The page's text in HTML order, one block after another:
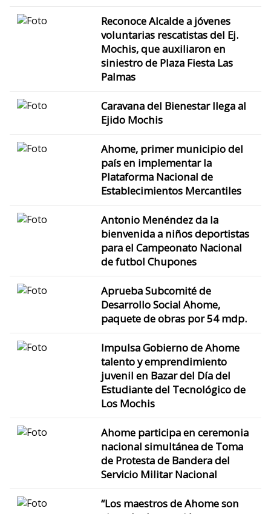
Reconoce Alcalde a jóvenes
voluntarias rescatistas del Ej.
Mochis, que auxiliaron en
siniestro de Plaza Fiesta Las
Palmas
Caravana del Bienestar llega al
Ejido Mochis
Ahome, primer municipio del
país en implementar la
Plataforma Nacional de
Establecimientos Mercantiles
Antonio Menéndez da la
bienvenida a niños deportistas
para el Campeonato Nacional
de futbol Chupones
Aprueba Subcomité de
Desarrollo Social Ahome,
paquete de obras por 54 mdp.
Impulsa Gobierno de Ahome
talento y emprendimiento
juvenil en Bazar del Día del
Estudiante del Tecnológico de
Los Mochis
Ahome participa en ceremonia
nacional simultánea de Toma
de Protesta de Bandera del
Servicio Militar Nacional
“Los maestros de Ahome son